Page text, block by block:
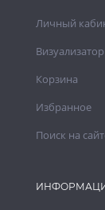
Личный
Визуализатор
Корзина
Избранное
Поиск на